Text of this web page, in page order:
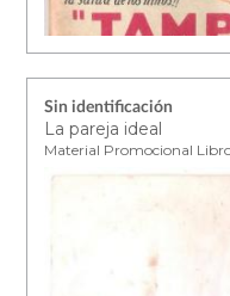
Sin identificación
La pareja ideal
Material Promocional